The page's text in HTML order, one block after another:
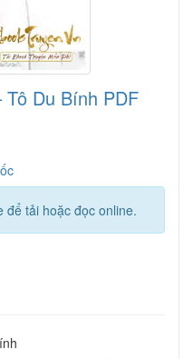
Du Bính PDF
để tải hoặc đọc online.